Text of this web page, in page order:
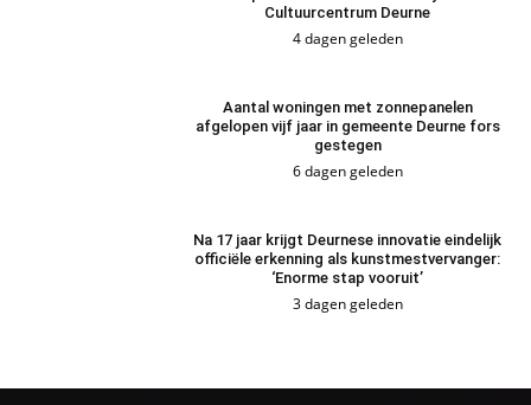
Cultuurcentrum Deurne
4 dagen geleden
Aantal woningen met zonnepanelen
afgelopen vijf jaar in gemeente Deurne fors
gestegen
6 dagen geleden
Na 17 jaar krijgt Deurnese innovatie eindelijk
officiële erkenning als kunstmestvervanger:
‘Enorme stap vooruit’
3 dagen geleden